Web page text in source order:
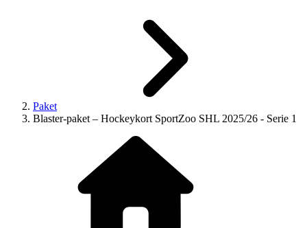
Paket
Blaster-paket – Hockeykort SportZoo SHL 2025/26 - Serie 1